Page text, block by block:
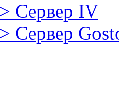
Сервер IV
Сервер